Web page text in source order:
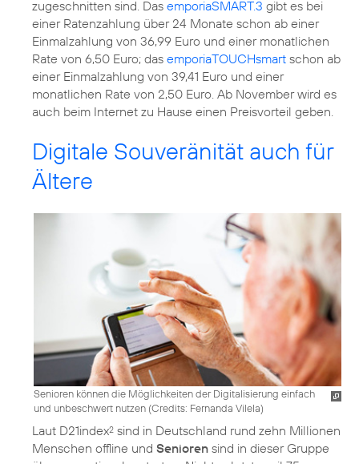
zugeschnitten sind. Das emporiaSMART.3 gibt es bei
einer Ratenzahlung über 24 Monate schon ab einer
Einmalzahlung von 36,99 Euro und einer monatlichen
Rate von 6,50 Euro; das emporiaTOUCHsmart schon ab
einer Einmalzahlung von 39,41 Euro und einer
monatlichen Rate von 2,50 Euro. Ab November wird es
auch beim Internet zu Hause einen Preisvorteil geben.
Digitale Souveränität auch für
Ältere
Senioren können die Möglichkeiten der Digitalisierung einfach
und unbeschwert nutzen (Credits: Fernanda Vilela)
Laut D21index2 sind in Deutschland rund zehn Millionen
Menschen offline und Senioren sind in dieser Gruppe